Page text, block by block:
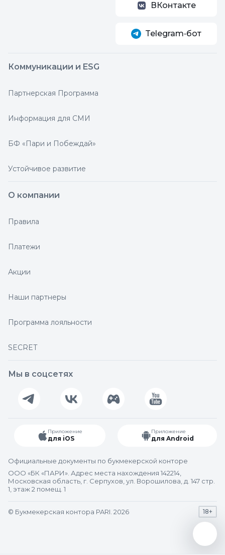
ВКонтакте
Telegram‑бот
Коммуникации и ESG
Партнерская Программа
Информация для СМИ
БФ «Пари и Побеждай»
Устойчивое развитие
О компании
Правила
Платежи
Акции
Наши партнеры
Программа лояльности
SECRET
Мы в соцсетях
Приложение
для iOS
Приложение
для Android
Официальные документы по букмекерской конторе
ООО «БК «ПАРИ». Адрес места нахождения 142214,
Московская область, г. Серпухов, ул. Ворошилова, д. 147 стр.
1, этаж 2 помещ. 1
© Букмекерская контора PARI. 2026 18+